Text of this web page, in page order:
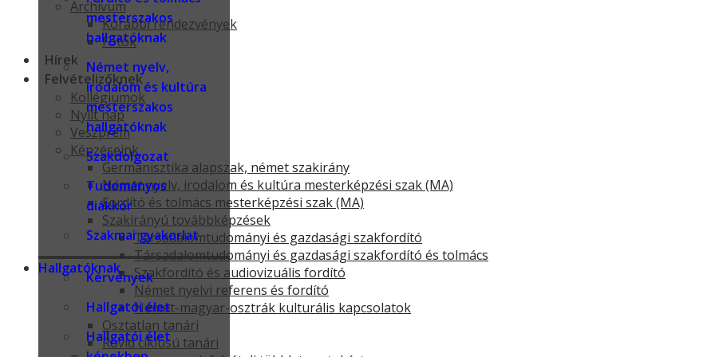
mesterszakos
hallgatóknak
Német nyelv,
irodalom és kultúra
mesterszakos
hallgatóknak
Szakdolgozat
Tudományos
diákkör
Szakmai gyakorlat
Hallgatóknak
Kérvények
Hallgatói élet
Hallgatói élet
Archívum
Korábbi rendezvények
Fotók
Hírek
Felvételizőknek
Kollégiumok
Nyílt nap
Veszprém
Képzéseink
Germanisztika alapszak, német szakirány
Német nyelv, irodalom és kultúra mesterképzési szak (MA)
Fordító és tolmács mesterképzési szak (MA)
Szakirányú továbbképzések
Társadalomtudományi és gazdasági szakfordító
Társadalomtudományi és gazdasági szakfordító és tolmács
Szakfordító és audiovizuális fordító
Német nyelvi referens és fordító
Német-magyar-osztrák kulturális kapcsolatok
Osztatlan tanári
Rövid ciklusú tanári